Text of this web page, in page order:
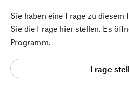
Sie haben eine Frage zu diesem
Sie die Frage hier stellen. Es
Programm.
Frage